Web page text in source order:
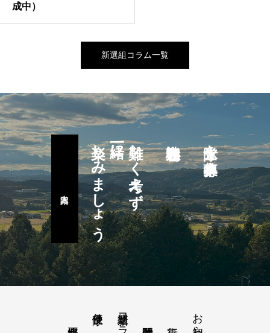
成中）
新選組コラム一覧
隊士を募集中
難しく考えず
一緒に
楽しみましょう
お知らせ
新選組コラム